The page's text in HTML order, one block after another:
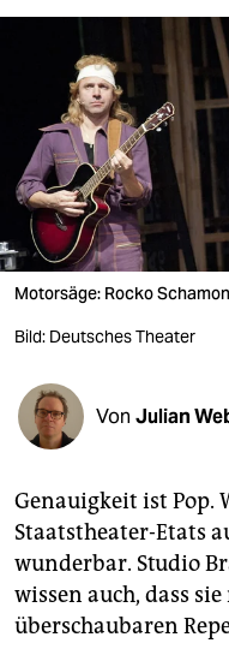
wahrheit
verlag
verlag
veranstaltungen
shop
fragen & hilfe
unterstützen
genossenschaft
epaper login
Motorsäge: Rocko
Bild: Deutsches Theater
Von Julian
Genauigkeit ist Pop.
Staatstheater-Etats
wunderbar. Studio
wissen auch, dass
überschaubaren